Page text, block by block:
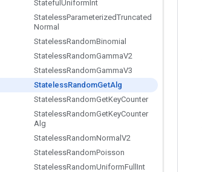
Stateful UniformInt
StatelessParameterizedTruncated
Normal
StatelessRandomBinomial
StatelessRandomGammaV2
StatelessRandomGammaV3
StatelessRandomGetAlg
StatelessRandomGetKeyCounter
StatelessRandomGetKeyCounter
Alg
StatelessRandomNormal V2
StatelessRandomPoisson
StatelessRandomUniformFull Int